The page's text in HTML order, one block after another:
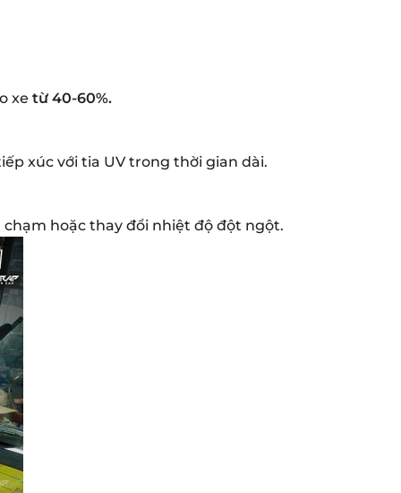
xe từ 40-60%.
xúc với tia UV trong thời gian dài.
hoặc thay đổi nhiệt độ đột ngột.